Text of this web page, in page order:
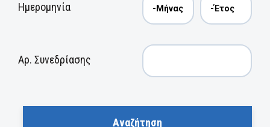
Ημερομηνία
Αρ. Συνεδρίασης